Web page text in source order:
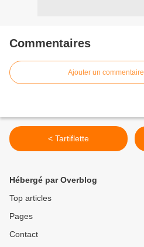
Commentaires
Ajouter un commentaire
< Tartiflette
Hébergé par Overblog
Top articles
Pages
Contact